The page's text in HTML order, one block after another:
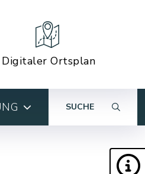
Digitaler Ortsplan
SUCHE